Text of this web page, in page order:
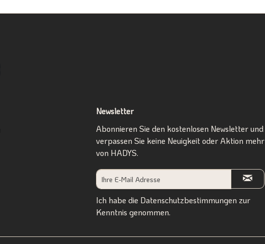
Newsletter
Abonnieren Sie den kostenlosen Newsletter und
verpassen Sie keine Neuigkeit oder Aktion mehr
von HADYS.
Ich habe die Datenschutzbestimmungen zur
Kenntnis genommen.